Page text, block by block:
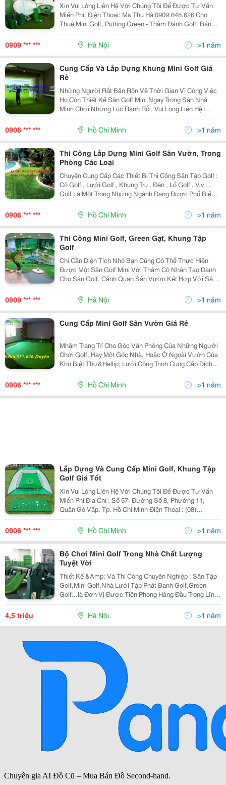
Xin Vui Lòng Liên Hệ Với Chúng Tôi Để Được Tư Vấn
Miến Phí: Điện Thoại: Ms Thu Hà 0909.648.626 Cho
Thuê Mini Golf, Putting Green - Thảm Đánh Golf. Bán
Mini Golf, Bán Lều Chơi Golf, Bán Khung Chơi Golf Tại
Nhà. - Cho Thuê Máy Chơi Golf 3D. Bá
0909 *** *** Hà Nội >1 năm
Cung Cấp Và Lắp Dựng Khung Mini Golf Giá
Rẻ
Những Người Rất Bận Rộn Về Thời Gian Vì Công Việc
Họ Còn Thiết Kế Sân Golf Mini Ngay Trong Sân Nhà
Mình Chơi Những Lúc Rãnh Rỗi. Vui Lòng Liên Hệ :
09068576262 Duyên Hoặc
Kinhdoanh04@Luoicongtrinh.com Yahoo :
Kinhdoanh04.Luoicongtrinh Sẽ
0906 *** *** Hồ Chí Minh >1 năm
Thi Công Lắp Dựng Mini Golf Sân Vườn, Trong
Phòng Các Loại
Chuyên Cung Cấp Các Thiết Bị Thi Công Sân Tập Golf :
Cỏ Golf , Lưới Golf , Khung Trụ , Đèn , Lỗ Golf , V.v....
Golf Là Một Trong Những Ngành Đang Được Phổ Biến
Và Phát Triển Tại Vn Bởi Vì Người Việt Nam Đang Càng
Ngày Trở Nên Rất Hứng Thú Với Việc Đá
0906 *** *** Hồ Chí Minh >1 năm
Thi Công Mini Golf, Green Gạt, Khung Tập
Golf
Chỉ Cần Diện Tích Nhỏ Bạn Cũng Có Thể Thực Hiện
Được Một Sân Golf Mini Với Thảm Cỏ Nhân Tạo Dành
Cho Sân Golf. Cảnh Quan Sân Vườn Kết Hợp Với Sân
Golf Mini Được Xem Là Trào Lưu Mới Trong Thiết Kế
Cảnh Quan Hiện Đại, Những Người Thành Đạt, Doanh
0909 *** *** Hà Nội >1 năm
Cung Cấp Mini Golf Sân Vườn Giá Rẻ
Mhằm Trang Trí Cho Góc Văn Phòng Của Những Người
Chơi Golf, Hay Một Góc Nhà, Hoặc Ở Ngoài Vườn Của
Khu Biệt Thự&Hellip; Lưới Công Trinh Cung Cấp Dịch
Vụ Thiết Kế Và Thi Công Các Sân Tập Mini Đáp Ứng
Nhu Cầu Tập Golf Tức Thì Của Những Người Yêu
0906 *** *** Hồ Chí Minh >1 năm
Lắp Dựng Và Cung Cấp Mini Golf, Khung Tập
Golf Giá Tốt
Xin Vui Lòng Liên Hệ Với Chúng Tôi Để Được Tư Vấn
Miến Phí Địa Chỉ : Số 57, Đường Số 8, Phường 11,
Quận Gò Vấp, Tp. Hồ Chí Minh Điện Thoại : (08)
3921.2641 - Fax: (08) 3921.2640 Chi Nhánh Hn : Tầng
M3 Tòa Nhà Ct1, Khu Đô Thị Sudico - Mễ Trì &Ndash
0906 *** *** Hồ Chí Minh >1 năm
Bộ Chơi Mini Golf Trong Nhà Chất Lượng
Tuyệt Vời
Thiết Kế &Amp; Và Thi Công Chuyên Nghiệp : Sân Tập
Golf,Mini Golf,Nhà Lưới Tập Phát Banh Golf,Green
Golf...là Đơn Vị Được Tiên Phong Hàng Đầu Trong Lĩnh
Vực Ngành Golf Tại Vn. Luôn Đem Đến Cho Khách
Những Sản Phẩm Tốt Nhất, Chất Lượng Nhất Và Giá
4,5 triệu Hà Nội >1 năm